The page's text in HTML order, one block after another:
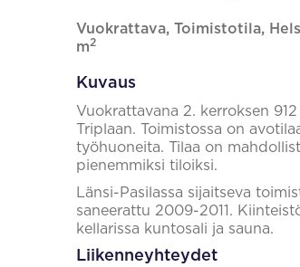
Vuokrattava, Toimistotila,
m2
Kuvaus
Vuokrattavana 2. kerroksen
Triplaan. Toimistossa on
työhuoneita. Tilaa on
pienemmiksi tiloiksi.
Länsi-Pasilassa sijaitseva
saneerattu 2009-2011.
kellarissa kuntosali ja sauna.
Liikenneyhteydet